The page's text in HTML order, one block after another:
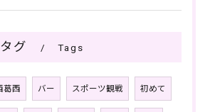
タグ Tags
葛西 バー スポーツ観戦 初めて